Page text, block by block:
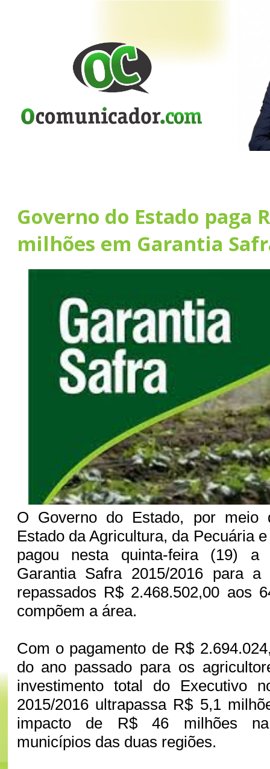
Governo do Estado paga
milhões em Garantia
O Governo do Estado, por meio
Estado da Agricultura, da Pecuária
pagou nesta quinta-feira (19) a
Garantia Safra 2015/2016 para
repassados R$ 2.468.502,00 aos
compõem a área.
Com o pagamento de R$
do ano passado para os
investimento total do Executivo
2015/2016 ultrapassa R$ 5,1
impacto de R$ 46 milhões
municípios das duas regiões.